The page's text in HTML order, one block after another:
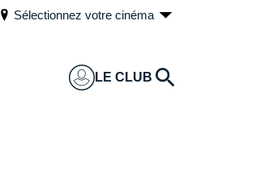
Sélectionnez votre cinéma
LE CLUB